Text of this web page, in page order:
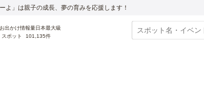
よ」は親子の成長、夢の育みを応援します！
スポット 101,135件